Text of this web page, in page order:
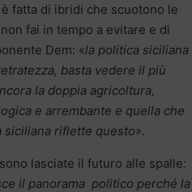
fatta di ibridi che scuotono le
fai in tempo a evitare e di
Dem: «la politica siciliana
basta vedere il più
la doppia agricoltura,
e arrembante e quella che
siciliana riflette questo».
lasciate il futuro alle spalle:
il panorama politico perché la